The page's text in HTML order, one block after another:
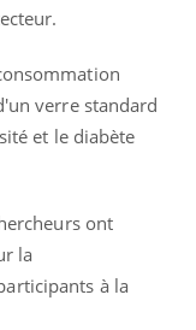
verre standard
et le diabète
ont
la
à la